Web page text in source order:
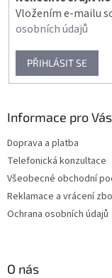
Vložením e-mailu
osobních údajů
PŘIHLÁSIT SE
Informace pro Vás
Doprava a platba
Telefonická konzultace
Všeobecné obchodní
Reklamace a vrácení
Ochrana osobních údajů
O nás